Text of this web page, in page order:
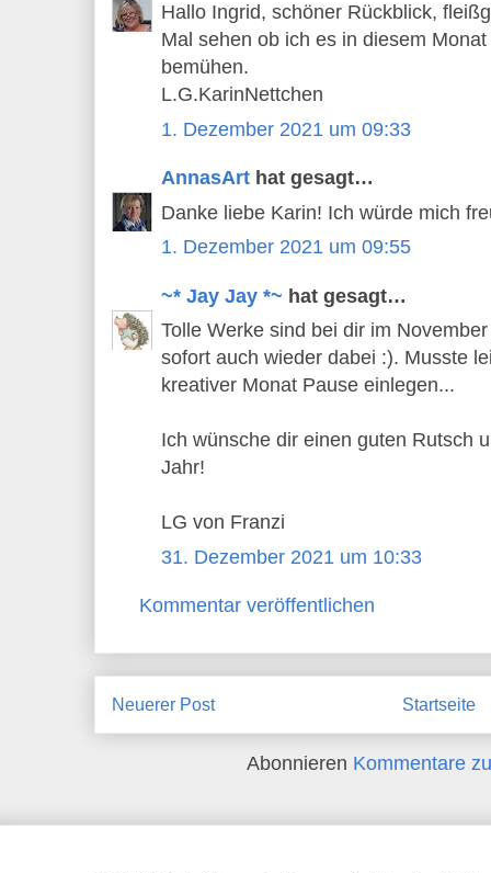
Hallo Ingrid, schöner Rückblick,
Mal sehen ob ich es in diesem
bemühen.
L.G.KarinNettchen
1. Dezember 2021 um 09:33
AnnasArt hat gesagt…
Danke liebe Karin! Ich würde mich
1. Dezember 2021 um 09:55
~* Jay Jay *~ hat gesagt…
Tolle Werke sind bei dir im
sofort auch wieder dabei :). Musste
kreativer Monat Pause einlegen...
Ich wünsche dir einen guten Rutsch
Jahr!
LG von Franzi
31. Dezember 2021 um 10:33
Kommentar veröffentlichen
Neuerer Post Startseite
Abonnieren Kommentare